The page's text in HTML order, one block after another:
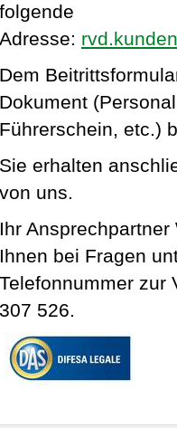
folgende
Adresse:
Dem
Dokument
Führerschein, etc.)
Sie erhalten
von uns.
Ihr
Ihnen bei Fragen
Telefonnummer zur
307 526.